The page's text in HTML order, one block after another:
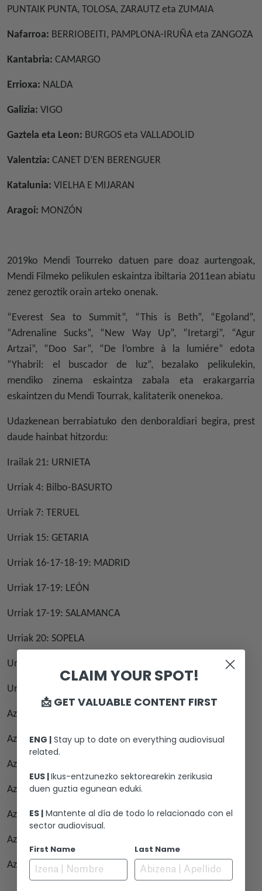
PUNTAIK PUNTA, TOLOSA, ZARAUTZ eta ZUMAIA
Nafarroa: BERRIOBEITI, PAMPLONA-IRUÑA eta ZANGOZA
Kantabria: CAMARGO
Errioxa: NALDA
Galizia: VIGO
Gaztela eta Leon: BURGOS eta VALLADOLID
Valentzia: CANET D’EN BERENGUER
Katalunia: VIELHA E MIJARAN
Aragoi: MONZÓN
2019ko Mendi Tourreko datuen pare doaz aurtengoak,
Mendi Filmeko pelikulen eskaintza ibiltaria 2011ean abiatu
zenez geroztik orain arteko onenak.
“Everest Sea to Summit”, “This is Beth”, “Egoland”,
“Adrenaline Sucks”, “New Way Up”, “Iretargi”, “Agur
Artzai”, “Doo Sar”, “De l’ombre à la lumiére” edota
“Yhabril: el buscador de luz”, bezalako pelikulekin,
mendiko zinema eskaintza zabala eta erakargarria
eskaintzen du Mendi Tourrak, kalitaterik onenekoa.
Udazkenean berrabiatuko den denboraldiari begira, prest
daude hainbat hitzordu:
Irailak 21: URNIETA
Urriak 4: Bilbo-BASURTO
Urriak 7: TERUEL
Urriak 15: GETARIA
Urriak 16-17-18-19: MADRID
Urriak 17-19: LEÓN
Urriak 17-19: SALAMANCA
Urriak 20: SOPELA
Urriak 20: SANTA BRÍGIDA
Urriak 29: MARKINA-XEMEIN
Azaroak 3: ELGOIBAR
Azaroak 6-7: SANTANDER
Azaroak 9-10: ERRENTERIA
Azaroak 11: TORRELAVEGA
Azaroak 14: BASAURI
Azaroak 16: PALENCIA
Azaroak 17-18: POTES
CLAIM YOUR SPOT!
📩 GET VALUABLE CONTENT FIRST
ENG | Stay up to date on everything audiovisual
related.
EUS |Ikus-entzunezko sektorearekin zerikusia
duen guztia egunean eduki.
ES | Mantente al día de todo lo relacionado con el
sector audiovisual.
First Name Last Name